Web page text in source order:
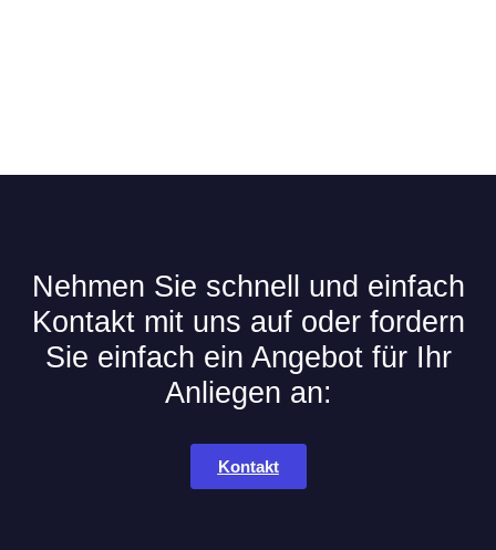
Nehmen Sie schnell und einfach
Kontakt mit uns auf oder fordern
Sie einfach ein Angebot für Ihr
Anliegen an:
Kontakt